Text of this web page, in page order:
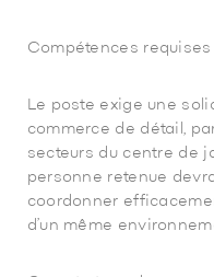
Compétences requises
Le poste exige une
commerce de détail,
secteurs du centre de
personne retenue
coordonner
d’un même